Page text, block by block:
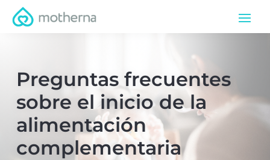
Preguntas frecuentes
sobre el inicio de la
alimentación
complementaria